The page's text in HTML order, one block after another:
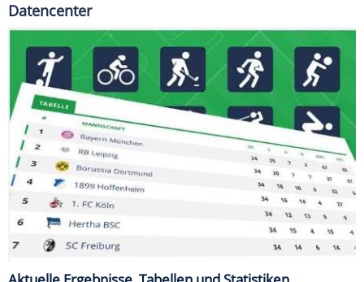
Datencenter